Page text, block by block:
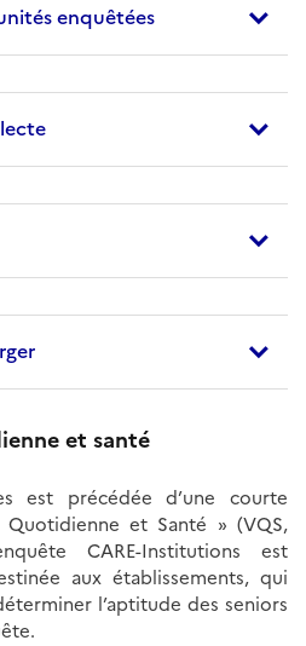
enquêtées
et santé
est précédée d’une courte
et Santé » (VQS,
CARE-Institutions est
aux établissements, qui
l’aptitude des seniors